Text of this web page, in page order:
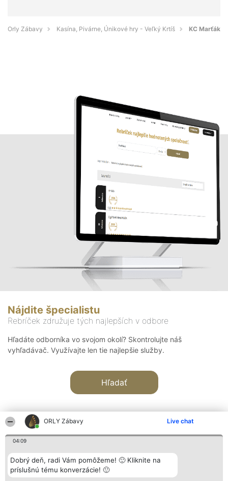
ORLY Zábavy Live chat
04:09
Dobrý deň, radi Vám pomôžeme! 🙂 Kliknite na
príslušnú tému konverzácie! 🙂
Orly Zábavy Kasína, Pivárne, Únikové hry - Veľký Krtíš KC Marťák
Nájdite špecialistu
Rebríček združuje tých najlepších v odbore
Hľadáte odborníka vo svojom okolí? Skontrolujte náš
vyhľadávač. Využívajte len tie najlepšie služby.
Hľadať
Organizátor hodnotenia
Bright Side Solutions sp. z o.
o. sp. k.
Hodnotenie
Laureáti
Lista
Kontakt
Kontakt